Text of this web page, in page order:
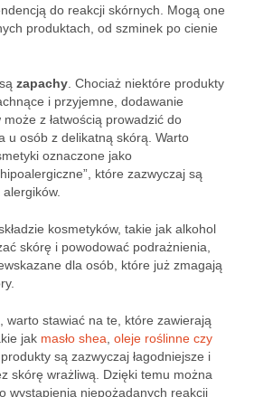
do reakcji skórnych. Mogą one
produktach, od szminek po cienie
zapachy . Chociaż niektóre produkty
i przyjemne, dodawanie
z łatwością prowadzić do
u osób z delikatną skórą. Warto
oznaczone jako
które zazwyczaj są
kosmetyków, takie jak alkohol
skórę i powodować podrażnienia,
dla osób, które już zmagają
warto stawiać na te, które zawierają
jak masło shea oleje roślinne czy
produkty są zazwyczaj łagodniejsze i
skórę wrażliwą. Dzięki temu można
wystąpienia niepożądanych reakcji